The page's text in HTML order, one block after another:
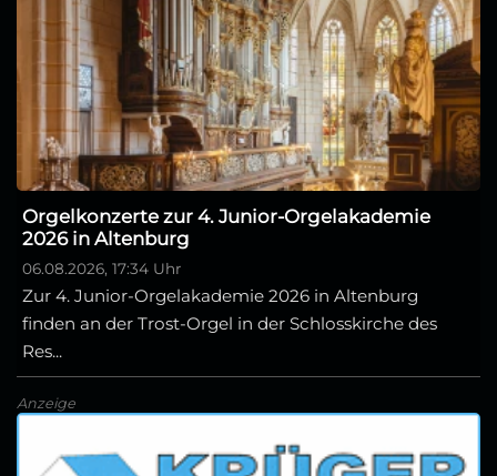
Orgelkonzerte zur 4. Junior-Orgelakademie
2026 in Altenburg
06.08.2026, 17:34 Uhr
Zur 4. Junior-Orgelakademie 2026 in Altenburg
finden an der Trost-Orgel in der Schlosskirche des
Res...
Anzeige